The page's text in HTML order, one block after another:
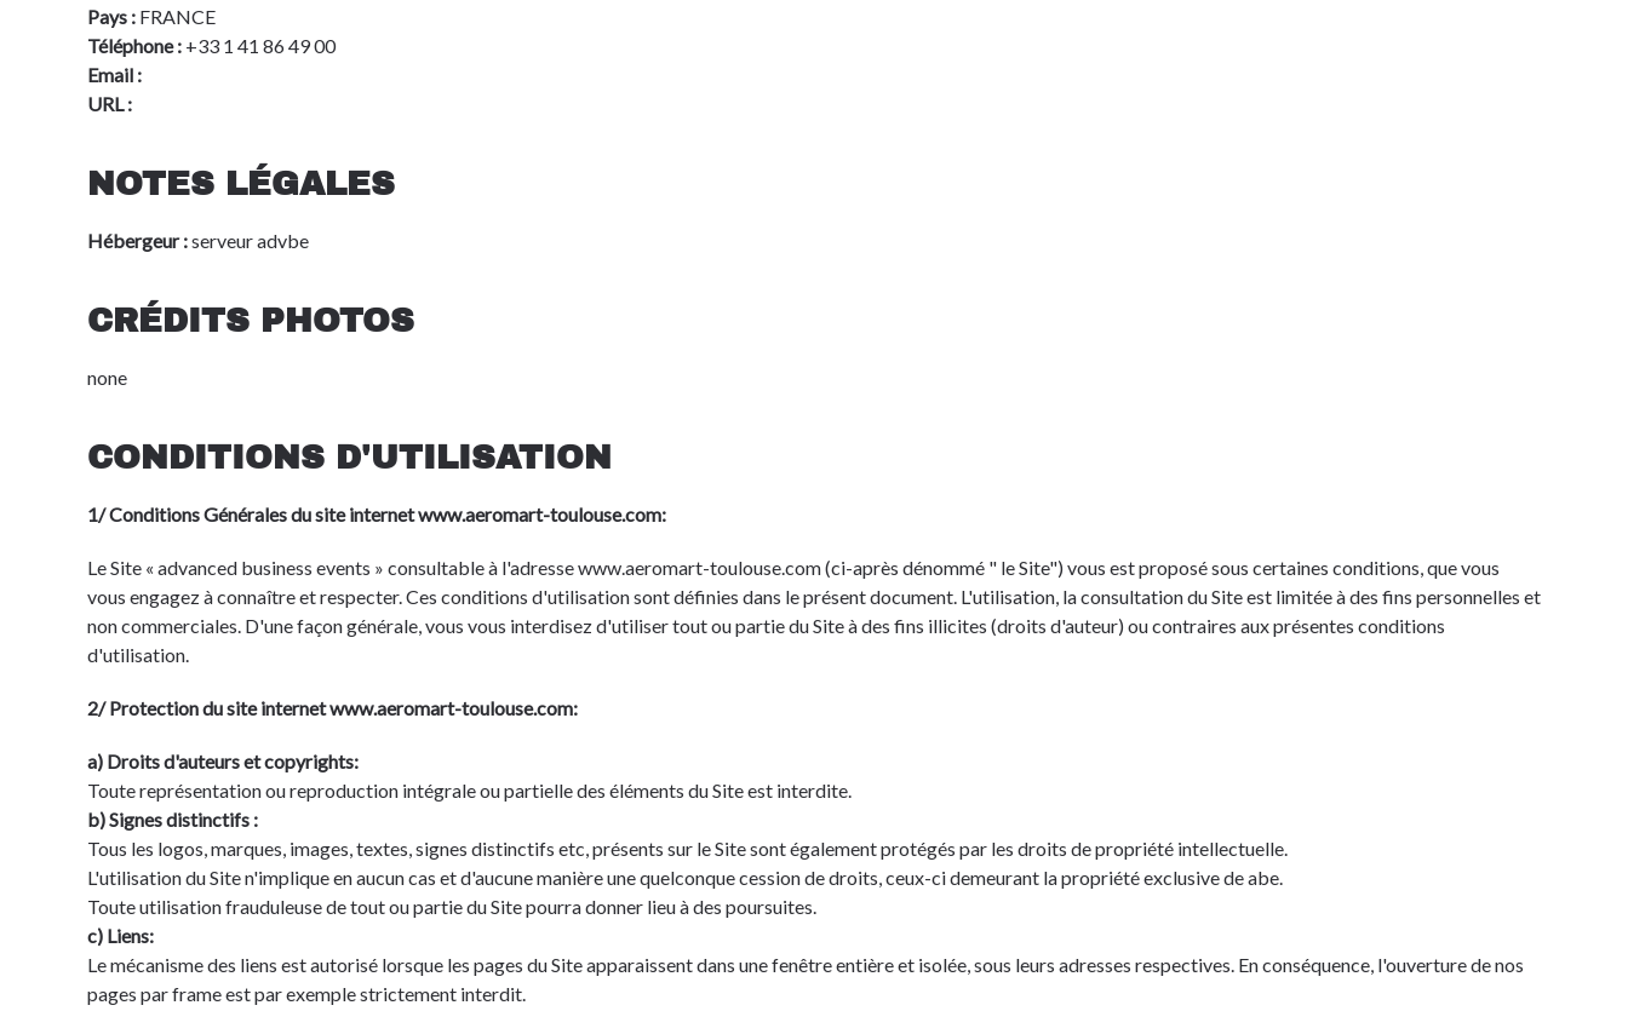
Pays : FRANCE
Téléphone : +33 1 41 86 49 00
Email :
URL :
NOTES LÉGALES
Hébergeur :serveur advbe
CRÉDITS PHOTOS
none
CONDITIONS D'UTILISATION
1/ Conditions Générales du site internet www.aeromart-toulouse.com:
Le Site « advanced business events » consultable à l'adresse www.aeromart-toulouse.com (ci-après dénommé " le Site") vous est proposé sous certaines conditions, que vous
vous engagez à connaître et respecter. Ces conditions d'utilisation sont définies dans le présent document. L'utilisation, la consultation du Site est limitée à des fins personnelles et
non commerciales. D'une façon générale, vous vous interdisez d'utiliser tout ou partie du Site à des fins illicites (droits d'auteur) ou contraires aux présentes conditions
d'utilisation.
2/ Protection du site internet www.aeromart-toulouse.com:
a) Droits d'auteurs et copyrights:
Toute représentation ou reproduction intégrale ou partielle des éléments du Site est interdite.
b) Signes distinctifs :
Tous les logos, marques, images, textes, signes distinctifs etc, présents sur le Site sont également protégés par les droits de propriété intellectuelle.
L'utilisation du Site n'implique en aucun cas et d'aucune manière une quelconque cession de droits, ceux-ci demeurant la propriété exclusive de abe.
Toute utilisation frauduleuse de tout ou partie du Site pourra donner lieu à des poursuites.
c) Liens:
Le mécanisme des liens est autorisé lorsque les pages du Site apparaissent dans une fenêtre entière et isolée, sous leurs adresses respectives. En conséquence, l'ouverture de nos
pages par frame est par exemple strictement interdit.